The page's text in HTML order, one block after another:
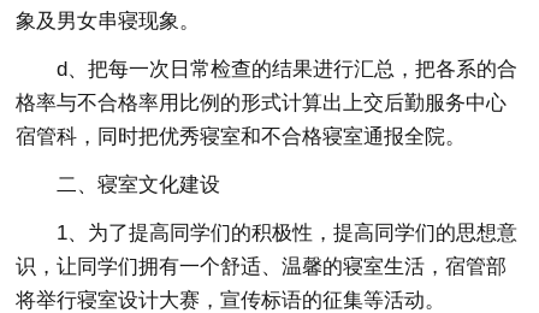
象及男女串寝现象。
d、把每一次日常检查的结果进行汇总，把各系的合
格率与不合格率用比例的形式计算出上交后勤服务中心
宿管科，同时把优秀寝室和不合格寝室通报全院。
二、寝室文化建设
1、为了提高同学们的积极性，提高同学们的思想意
识，让同学们拥有一个舒适、温馨的寝室生活，宿管部
将举行寝室设计大赛，宣传标语的征集等活动。